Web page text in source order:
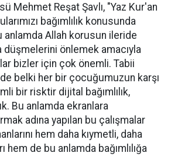
Mehmet Reşat Şavlı, "Yaz Kur'an
bağımlılık konusunda
anlamda Allah korusun ileride
düşmelerini önlemek amacıyla
bizler için çok önemli. Tabii
belki her bir çocuğumuzun karşı
bir risktir dijital bağımlılık,
Bu anlamda ekranlara
adına yapılan bu çalışmalar
hem daha kıymetli, daha
hem de bu anlamda bağımlılığa